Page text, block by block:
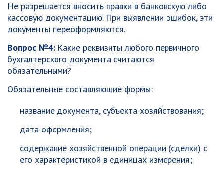
Не разрешается вносить правки в банковскую либо
кассовую документацию. При выявлении ошибок, эти
документы переоформляются.
Вопрос №4: Какие реквизиты любого первичного
бухгалтерского документа считаются
обязательными?
Обязательные составляющие формы:
название документа, субъекта хозяйствования;
дата оформления;
содержание хозяйственной операции (сделки) с
его характеристикой в единицах измерения;